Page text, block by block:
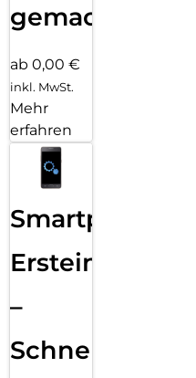
gemacht!
ab 0,00 €
inkl. MwSt.
Mehr
erfahren
Smartphone
Ersteinrichtung
–
Schnelle